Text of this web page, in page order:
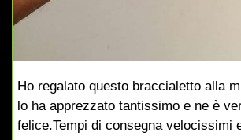
Ho regalato questo braccialetto alla
lo ha apprezzato tantissimo e ne è
felice.Tempi di consegna velocissimi